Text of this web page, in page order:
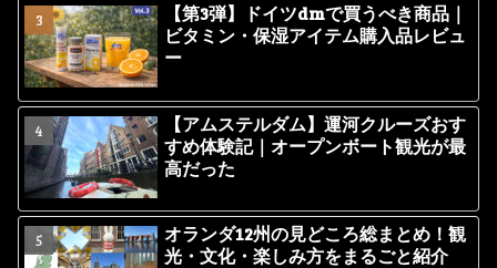
【第3弾】ドイツdmで買うべき商品｜
ビタミン・保湿アイテム購入品レビュ
ー
【アムステルダム】運河クルーズおす
すめ体験記｜オープンボート観光が最
高だった
オランダ12州の見どころ総まとめ！観
光・文化・楽しみ方をまるごと紹介